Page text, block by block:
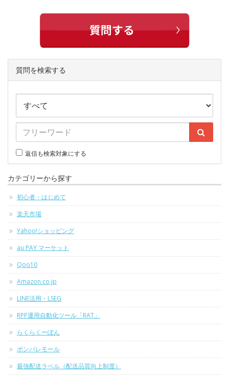
質問を検索する
返信も検索対象にする
カテゴリーから探す
初心者・はじめて
楽天市場
Yahoo!ショッピング
au PAY マーケット
Qoo10
Amazon.co.jp
LINE活用・LSEG
RPP運用自動化ツール「RAT」
らくらくーぽん
ポンパレモール
最強配送ラベル（配送品質向上制度）